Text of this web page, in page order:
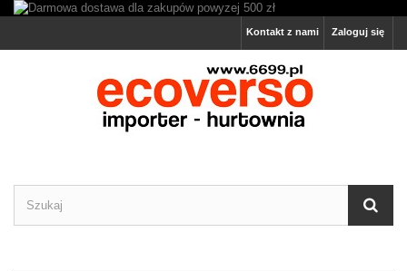
Zaloguj się
Kontakt z nami